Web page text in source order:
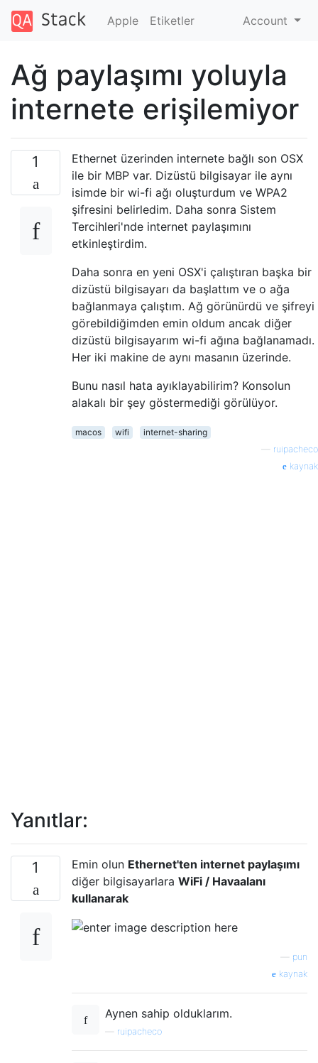
Apple Etiketler Account
Ağ paylaşımı yoluyla
internete erişilemiyor
1
Ethernet üzerinden internete bağlı son OSX
ile bir MBP var. Dizüstü bilgisayar ile aynı
isimde bir wi-fi ağı oluşturdum ve WPA2
şifresini belirledim. Daha sonra Sistem
Tercihleri'nde internet paylaşımını
etkinleştirdim.
Daha sonra en yeni OSX'i çalıştıran başka bir
dizüstü bilgisayarı da başlattım ve o ağa
bağlanmaya çalıştım. Ağ görünürdü ve şifreyi
görebildiğimden emin oldum ancak diğer
dizüstü bilgisayarım wi-fi ağına bağlanamadı.
Her iki makine de aynı masanın üzerinde.
Bunu nasıl hata ayıklayabilirim? Konsolun
alakalı bir şey göstermediği görülüyor.
macos wifi
internet-sharing
ruipacheco
kaynak
Yanıtlar:
1 Emin olun Ethernet'ten internet paylaşımı
diğer bilgisayarlara WiFi / Havaalanı
kullanarak
pun
kaynak
Aynen sahip olduklarım.
ruipacheco